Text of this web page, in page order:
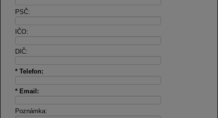
PSČ:
IČO:
DIČ:
* Telefon:
* Email:
Poznámka: